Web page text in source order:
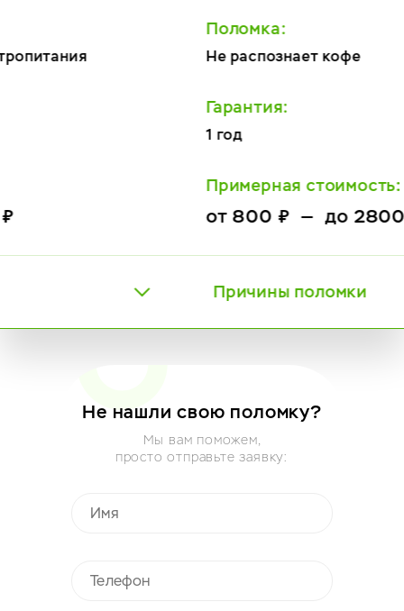
Не распознает кофе
Примерная стоимость:
от 800 ₽ — до 2800 ₽
Причины поломки
Не нашли свою поломку?
Мы вам поможем,
просто отправьте заявку: